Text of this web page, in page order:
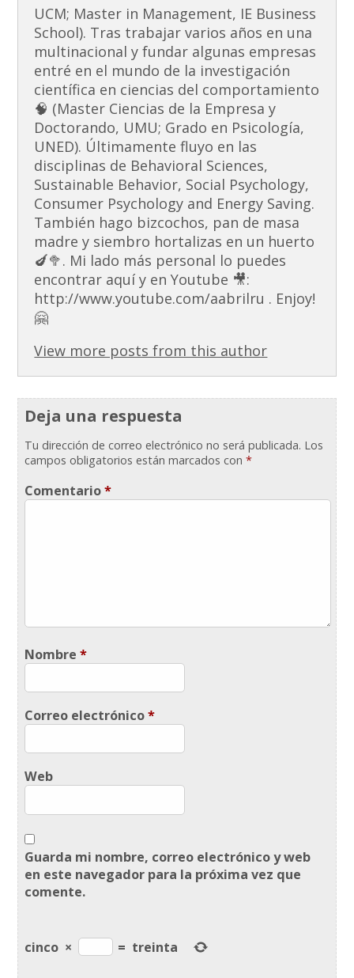
UCM; Master in Management, IE Business
School). Tras trabajar varios años en una
multinacional y fundar algunas empresas
entré en el mundo de la investigación
científica en ciencias del comportamiento
🧠 (Master Ciencias de la Empresa y
Doctorando, UMU; Grado en Psicología,
UNED). Últimamente fluyo en las
disciplinas de Behavioral Sciences,
Sustainable Behavior, Social Psychology,
Consumer Psychology and Energy Saving.
También hago bizcochos, pan de masa
madre y siembro hortalizas en un huerto
🍆🥦. Mi lado más personal lo puedes
encontrar aquí y en Youtube 🎥:
http://www.youtube.com/aabrilru . Enjoy!
🤗
View more posts from this author
Deja una respuesta
Tu dirección de correo electrónico no será publicada. Los
campos obligatorios están marcados con*
Comentario*
Nombre*
Correo electrónico*
Web
Guarda mi nombre, correo electrónico y web
en este navegador para la próxima vez que
comente.
cinco × = treinta